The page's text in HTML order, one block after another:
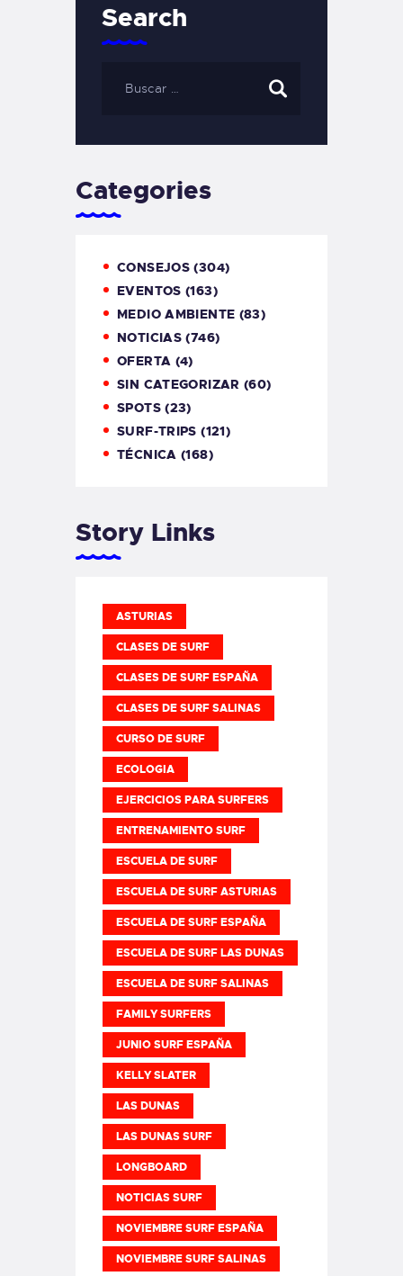
Search
Categories
CONSEJOS (304)
EVENTOS (163)
MEDIO AMBIENTE (83)
NOTICIAS (746)
OFERTA (4)
SIN CATEGORIZAR (60)
SPOTS(23)
SURF-TRIPS (121)
TÉCNICA (168)
Story Links
ASTURIAS
CLASES DE SURF
CLASES DE SURF ESPAÑA
CLASES DE SURF SALINAS
CURSO DE SURF
ECOLOGIA
EJERCICIOS PARA SURFERS
ENTRENAMIENTO SURF
ESCUELA DE SURF
ESCUELA DE SURF ASTURIAS
ESCUELA DE SURF ESPAÑA
ESCUELA DE SURF LAS DUNAS
ESCUELA DE SURF SALINAS
FAMILY SURFERS
JUNIO SURF ESPAÑA
KELLY SLATER
LAS DUNAS
LAS DUNAS SURF
LONGBOARD
NOTICIAS SURF
NOVIEMBRE SURF ESPAÑA
NOVIEMBRE SURF SALINAS